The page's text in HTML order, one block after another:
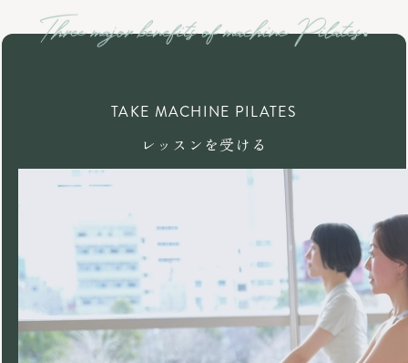
TAKE MACHINE PILATES
レッスンを受ける